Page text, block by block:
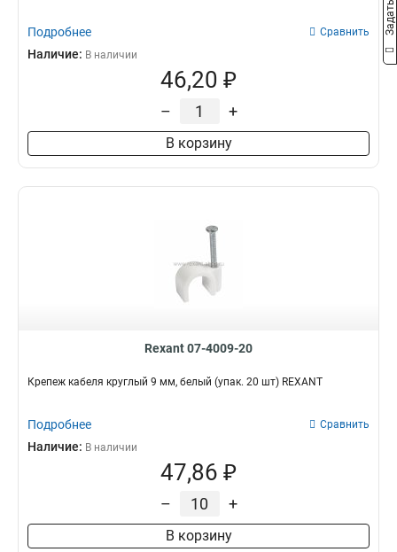
Подробнее Сравнить
Наличие: В наличии
46,20 ₽
– +
В корзину
Rexant 07-4009-20
Крепеж кабеля круглый 9 мм, белый (упак. 20 шт) REXANT
Подробнее Сравнить
Наличие: В наличии
47,86 ₽
– +
В корзину